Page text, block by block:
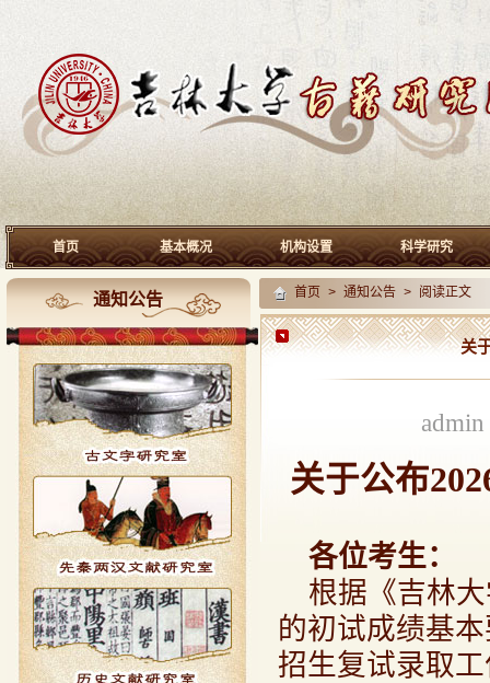
首页 基本概况 机构设置 科学研究
通知公告 首页 > 通知公告 > 阅读正文
关
关于公布
各位考生：
根据《吉林
的初试成绩基
招生复试录取